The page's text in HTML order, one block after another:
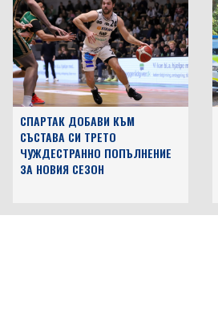
СПАРТАК ДОБАВИ КЪМ
СЪСТАВА СИ ТРЕТО
ЧУЖДЕСТРАННО ПОПЪЛНЕНИЕ
ЗА НОВИЯ СЕЗОН